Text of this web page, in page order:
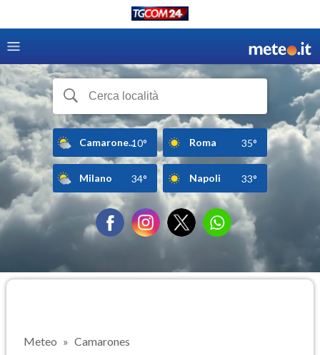
Camarone...10° Roma 35°
Milano 34° Napoli 33°
Meteo Camarones